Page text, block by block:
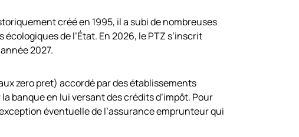
créé en 1995, il a subi de nombreuses
de l’État. En 2026, le PTZ s’inscrit
2027.
zero pret) accordé par des établissements
banque en lui versant des crédits d’impôt. Pour
éventuelle de l’assurance emprunteur qui